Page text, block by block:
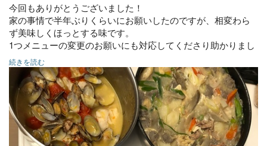
今回もありがとうございました！
家の事情で半年ぶりくらいにお願いしたのですが、相変わら
ず美味しくほっとする味です。
1つメニューの変更のお願いにも対応してくださり助かりまし
た。
【リクエスト】作り置き
○アクアパッツァ
○ひじき煮
○鶏肉とほうれん草のお浸し
○豚汁
○白身魚の竜田揚げ
続きを読む